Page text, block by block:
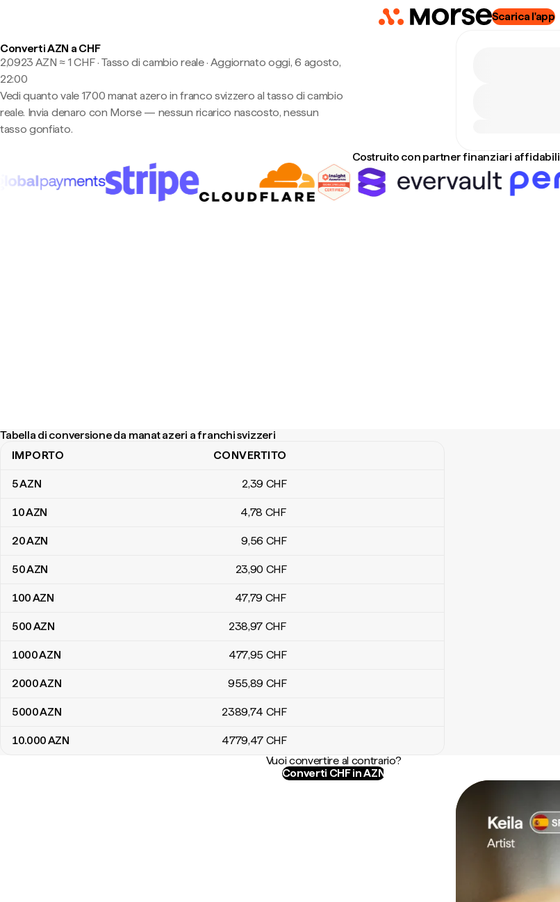
Scarica l'app
Converti AZN a CHF
2,0923 AZN ≈ 1 CHF · Tasso di cambio reale· Aggiornato oggi, 6 agosto,
22:00
Vedi quanto vale 1700 manat azero in franco svizzero al tasso di cambio
reale. Invia denaro con Morse — nessun ricarico nascosto, nessun
tasso gonfiato.
Costruito con partner finanziari affidabili
Tabella di conversione da manat azeri a franchi svizzeri
Tabella di conversione da manat azeri a franchi svizzeri
IMPORTO CONVERTITO
5AZN 2,39 CHF
10AZN 4,78 CHF
20AZN 9,56 CHF
50AZN 23,90 CHF
100AZN 47,79 CHF
500AZN 238,97 CHF
1000AZN 477,95 CHF
2000AZN 955,89 CHF
5000AZN 2389,74 CHF
10.000AZN 4779,47 CHF
Vuoi convertire al contrario?
Converti CHF in AZN